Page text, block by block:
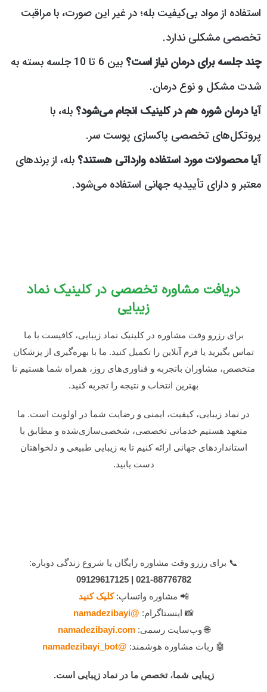
استفاده از مواد بی‌کیفیت بله؛ در غیر این صورت، با مراقبت
تخصصی مشکلی ندارد.
چند جلسه برای درمان نیاز است؟
بین 6 تا 10 جلسه بسته به
شدت مشکل و نوع درمان.
آیا درمان شوره هم در کلینیک انجام می‌شود؟ بله، با
پروتکل‌های تخصصی پاکسازی پوست سر.
آیا محصولات مورد استفاده وارداتی هستند؟ بله، از برندهای
معتبر و دارای تأییدیه جهانی استفاده می‌شود.
دریافت مشاوره تخصصی در کلینیک نماد
زیبایی
برای رزرو وقت مشاوره در کلینیک نماد زیبایی، کافیست با ما
تماس بگیرید یا فرم آنلاین را تکمیل کنید. ما با بهره‌گیری از پزشکان
متخصص، مشاوران باتجربه و فناوری‌های روز، همراه شما هستیم تا
بهترین انتخاب و نتیجه را تجربه کنید.
در نماد زیبایی، کیفیت، ایمنی و رضایت شما در اولویت است. ما
متعهد هستیم خدماتی تخصصی، شخصی‌سازی‌شده و مطابق با
استانداردهای جهانی ارائه کنیم تا به زیبایی طبیعی و دلخواهتان
دست یابید.
📞 برای رزرو وقت مشاوره رایگان یا شروع زندگی دوباره:
021-88776782 | 09129617125
📲 مشاوره واتساپ:کلیک کنید
📸 اینستاگرام: @namadezibayi
🌐 وب‌سایت رسمی:namadezibayi.com
🤖 ربات مشاوره هوشمند: @namadezibayi_bot
زیبایی شما، تخصص ما در نماد زیبایی است.